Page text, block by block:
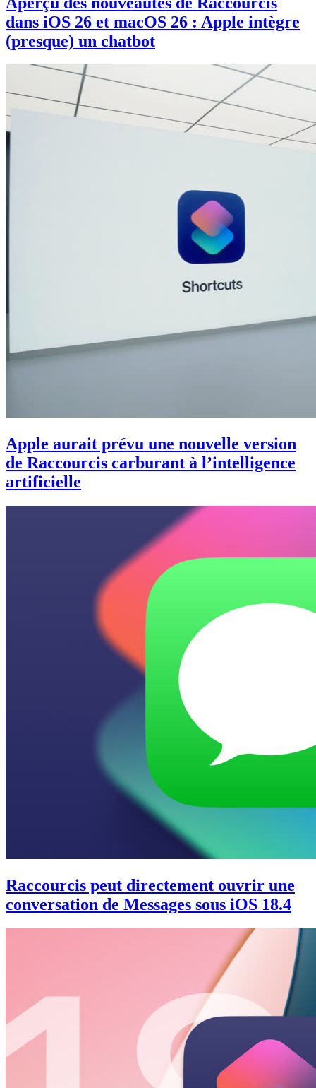
dans iOS 26 et macOS 26 : Apple intègre
(presque) un chatbot
Apple aurait prévu une nouvelle version
de Raccourcis carburant à l’intelligence
artificielle
Raccourcis peut directement ouvrir une
conversation de Messages sous iOS 18.4